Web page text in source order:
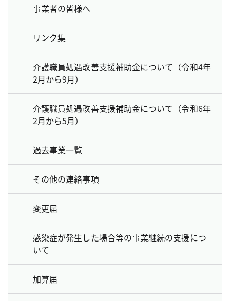
事業者の皆様へ
リンク集
介護職員処遇改善支援補助金について（令和4年
2月から9月）
介護職員処遇改善支援補助金について（令和6年
2月から5月）
過去事業一覧
その他の連絡事項
変更届
感染症が発生した場合等の事業継続の支援につ
いて
加算届